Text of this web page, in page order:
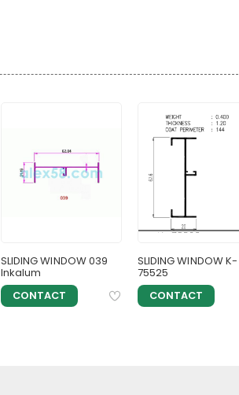
SLIDING WINDOW 039
Inkalum
CONTACT
SLIDING WINDOW K-
75525
CONTACT